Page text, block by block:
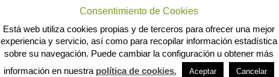
Consentimiento de Cookies
Está web utiliza cookies propias y de terceros para ofrecer una mejor
experiencia y servicio, así como para recopilar información estadística
sobre su navegación. Puede cambiar la configuración u obtener más
información en nuestra política de cookies. Aceptar Cancelar